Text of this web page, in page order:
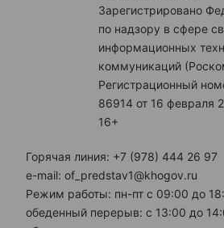
Зарегистрировано
по надзору в сфере
информационных
коммуникаций
Регистрационный
86914 от 16 февраля
16+
Горячая линия: +7 (978) 444 26 97
e-mail: of_predstav1@khogov.ru
Режим работы: пн-пт с 09:00 до
обеденный перерыв: с 13:00 до